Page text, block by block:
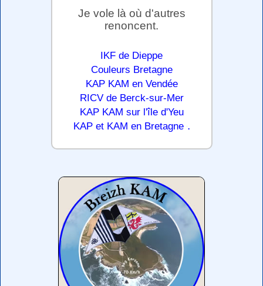
Je vole là où d'autres
renoncent.
IKF de Dieppe
Couleurs Bretagne
KAP KAM en Vendée
RICV de Berck-sur-Mer
KAP KAM sur l'île d'Yeu
KAP et KAM en Bretagne .